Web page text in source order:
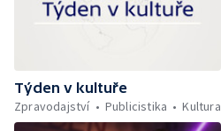
Týden v kultuře
Zpravodajství
Publicistika Kultura